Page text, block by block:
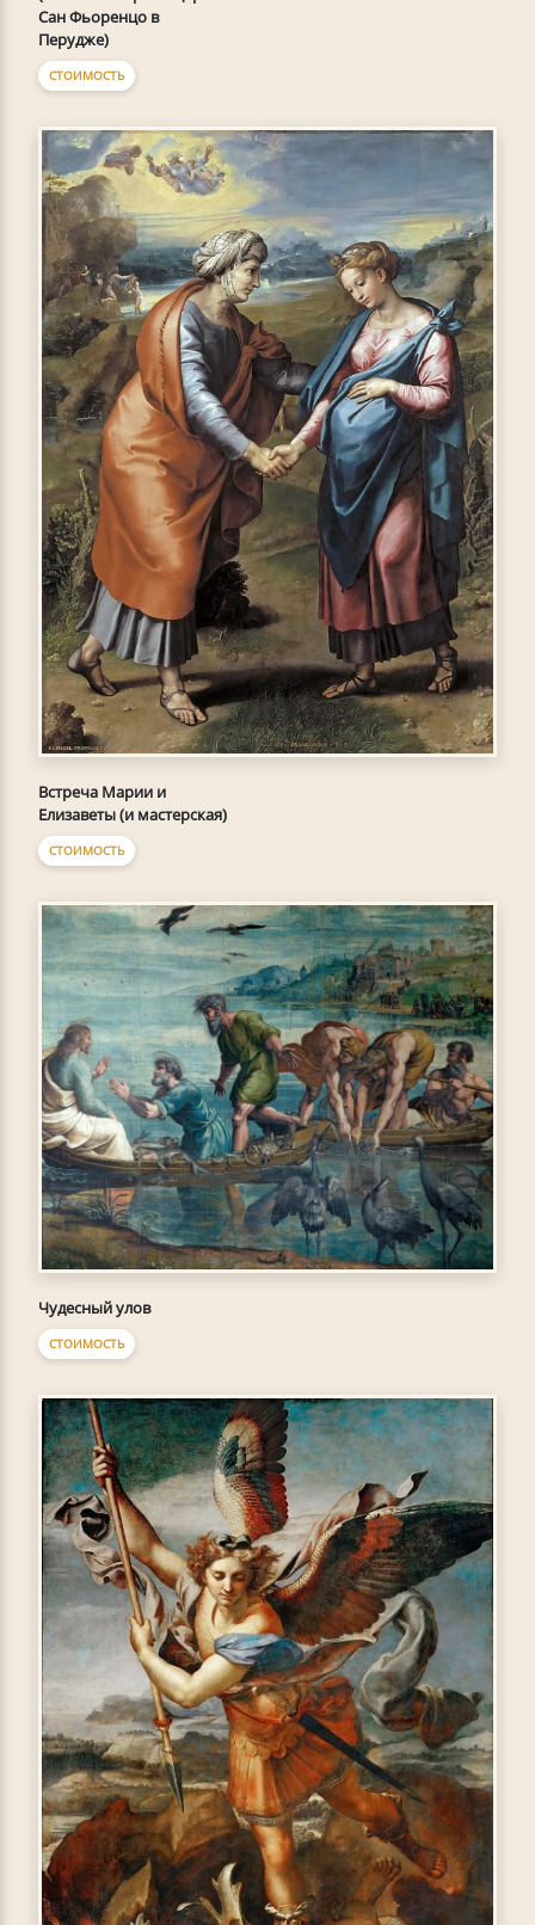
Сан Фьоренцо в
Перудже)
СТОИМОСТЬ
Встреча Марии и
Елизаветы (и мастерская)
СТОИМОСТЬ
Чудесный улов
СТОИМОСТЬ